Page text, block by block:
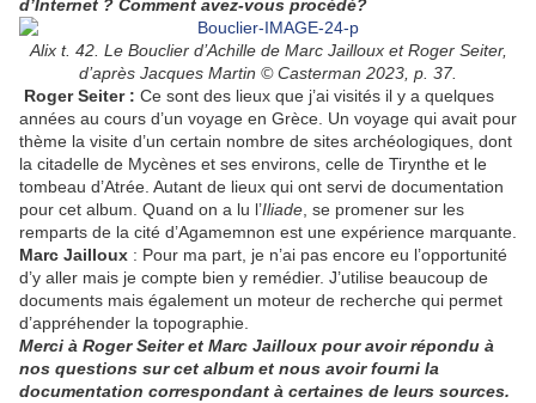
d’Internet ? Comment avez-vous procédé?
Alix t. 42. Le Bouclier d’Achille de Marc Jailloux et Roger Seiter,
d’après Jacques Martin © Casterman 2023, p. 37.
Roger Seiter : Ce sont des lieux que j’ai visités il y a quelques
années au cours d’un voyage en Grèce. Un voyage qui avait pour
thème la visite d’un certain nombre de sites archéologiques, dont
la citadelle de Mycènes et ses environs, celle de Tirynthe et le
tombeau d’Atrée. Autant de lieux qui ont servi de documentation
pour cet album. Quand on a lu l’Iliade , se promener sur les
remparts de la cité d’Agamemnon est une expérience marquante.
Marc Jailloux : Pour ma part, je n’ai pas encore eu l’opportunité
d’y aller mais je compte bien y remédier. J’utilise beaucoup de
documents mais également un moteur de recherche qui permet
d’appréhender la topographie.
Merci à Roger Seiter et Marc Jailloux pour avoir répondu à
nos questions sur cet album et nous avoir fourni la
documentation correspondant à certaines de leurs sources.